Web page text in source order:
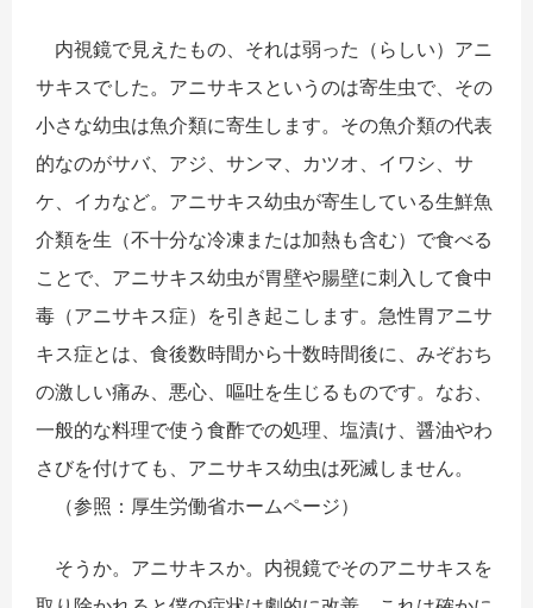
内視鏡で見えたもの、それは弱った（らしい）アニ
サキスでした。アニサキスというのは寄生虫で、その
小さな幼虫は魚介類に寄生します。その魚介類の代表
的なのがサバ、アジ、サンマ、カツオ、イワシ、サ
ケ、イカなど。アニサキス幼虫が寄生している生鮮魚
介類を生（不十分な冷凍または加熱も含む）で食べる
ことで、アニサキス幼虫が胃壁や腸壁に刺入して食中
毒（アニサキス症）を引き起こします。急性胃アニサ
キス症とは、食後数時間から十数時間後に、みぞおち
の激しい痛み、悪心、嘔吐を生じるものです。なお、
一般的な料理で使う食酢での処理、塩漬け、醤油やわ
さびを付けても、アニサキス幼虫は死滅しません。
（参照：厚生労働省ホームページ）
そうか。アニサキスか。内視鏡でそのアニサキスを